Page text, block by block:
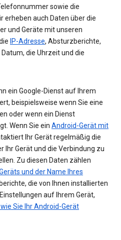
sowie die
erheben auch Daten über die
und Geräte mit unseren
IP-Adresse, Absturzberichte,
die Uhrzeit und die
ein Google-Dienst auf Ihrem
beispielsweise wenn Sie eine
oder wenn ein Dienst
Wenn Sie ein Android-Gerät mit
Ihr Gerät regelmäßig die
Ihr Gerät und die Verbindung zu
Zu diesen Daten zählen
und der Name Ihres
die von Ihnen installierten
auf Ihrem Gerät,
Sie Ihr Android-Gerät